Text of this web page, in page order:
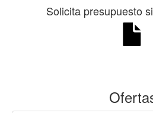
Solicita presupuesto